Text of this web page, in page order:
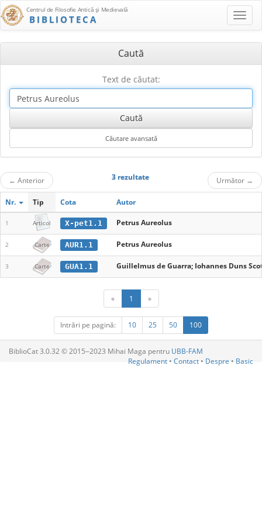
Centrul de Filosofie Antică şi Medievală
BIBLIOTECA
Caută
Text de căutat:
← Anterior 3 rezultate Următor →
Nr. Tip Cota Autor
1 Articol X-pet1.1 Petrus Aureolus
2 Carte AUR1.1 Petrus Aureolus
3 Carte GUA1.1 Guillelmus de Guarra; Iohannes Duns
« 1 »
Intrări pe pagină: 10 25 50 100
BiblioCat 3.0.32 © 2015‒2023 Mihai Maga pentru UBB-FAM
Regulament • Contact • Despre • Basic